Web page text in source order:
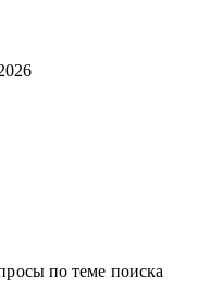
по теме поиска